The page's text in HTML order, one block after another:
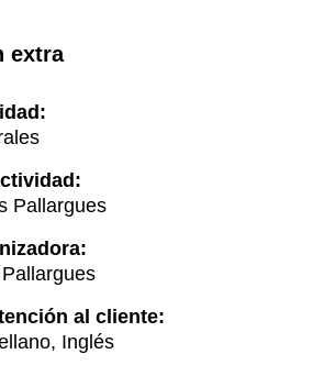
extra
Pallargues
al cliente:
Inglés